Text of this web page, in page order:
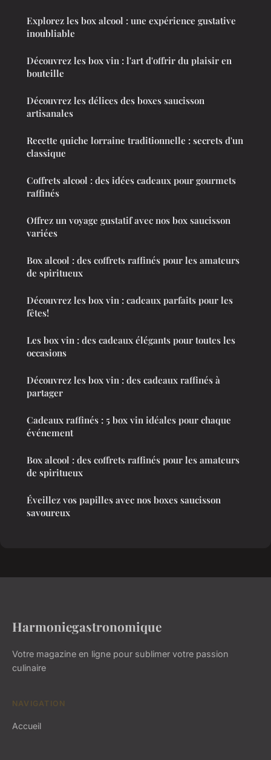
Explorez les box alcool : une expérience gustative
inoubliable
Découvrez les box vin : l'art d'offrir du plaisir en
bouteille
Découvrez les délices des boxes saucisson
artisanales
Recette quiche lorraine traditionnelle : secrets d'un
classique
Coffrets alcool : des idées cadeaux pour gourmets
raffinés
Offrez un voyage gustatif avec nos box saucisson
variées
Box alcool : des coffrets raffinés pour les amateurs
de spiritueux
Découvrez les box vin : cadeaux parfaits pour les
fêtes!
Les box vin : des cadeaux élégants pour toutes les
occasions
Découvrez les box vin : des cadeaux raffinés à
partager
Cadeaux raffinés : 5 box vin idéales pour chaque
événement
Box alcool : des coffrets raffinés pour les amateurs
de spiritueux
Éveillez vos papilles avec nos boxes saucisson
savoureux
Harmoniegastronomique
Votre magazine en ligne pour sublimer votre passion
culinaire
NAVIGATION
Accueil